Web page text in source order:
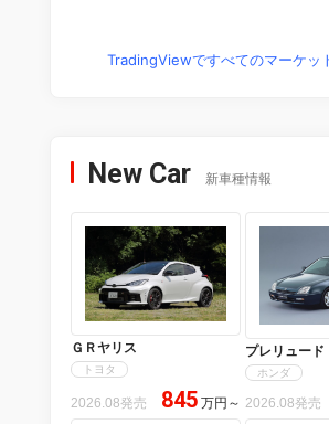
TradingViewですべてのマーケッ
New Car 新車種情報
ＧＲヤリス
トヨタ
2026.08発売 845 万円 ～
プレリュード
ホンダ
2026.08発売